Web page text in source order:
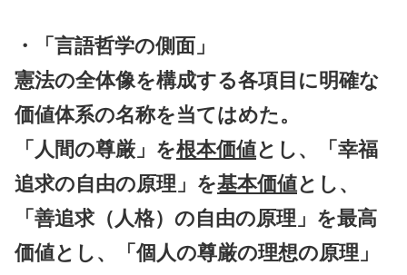
・「言語哲学の側面」
憲法の全体像を構成する各項目に明確な
価値体系の名称を当てはめた。
「人間の尊厳」を根本価値とし、「幸福
追求の自由の原理」を基本価値とし、
「善追求（人格）の自由の原理」を最高
価値とし、「個人の尊厳の理想の原理」